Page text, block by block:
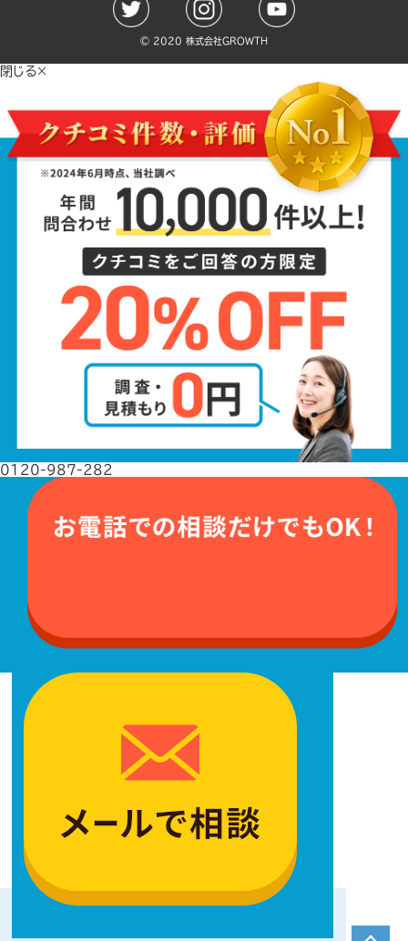
©️ 2020 株式会社GROWTH
閉じる×
0120-987-282